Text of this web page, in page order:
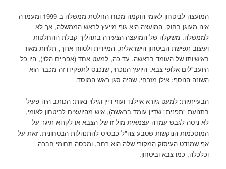
המועצה לביטחון לאומי הוקמה מכוח החלטת ממשלה ב-1999 ומעמדה
אינו מעוגן בחוק. המועצה היא גוף מייעץ לראש הממשלה, אך לא
לממשלה. משקלה של המועצה הצעירה בתהליך קבלת ההחלטות
ועיצוב תפישת הביטחון הישראלית, המיידית ולטווח ארוך, תלויות מאוד
באישיותו של העומד בראשה. עד כה, למעט אחד (אפריים הלוי), היו כל
היועב"לים אלופי צבא. היועץ הנוכחי, שנכנס לתפקידו זה מכבר הוא
השונה הנוסף: אילן מזרחי, שהיה סגן ראש המוסד.
הבעייתיות: למעט גיורא איילנד ועוזי דיין (גילוי נאות: הכותב היה פעיל
בתנועת "תפנית" שדיין עומד בראשה), איש מהיועצים לביטחון לאומי,
לא ניסה לגבש עמדה עצמאית מול זו של הצבא או לקרוא תיגר על
המוסכמות הנוקשות שטבע צה"ל כבסיס להתנהלות הבטחונית. זאת על
אף שמנדט העיסוק המקורי שלה הוא רחב, ומכסה תחומי חברה
וכלכלה, כמו צבא וביטחון.